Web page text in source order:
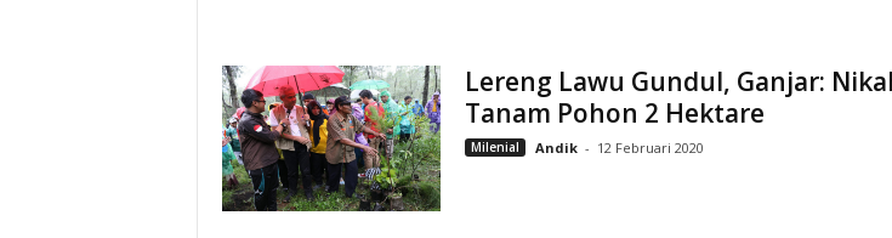
Lereng Lawu Gundul, Ganjar:
Tanam Pohon 2 Hektare
Milenial Andik - 12 Februari 2020